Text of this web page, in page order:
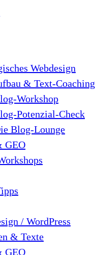
Webdesign
& Text-Coaching
Workshop
Potenzial-Check
Blog-Lounge
GEO
/ WordPress
& Texte
GEO